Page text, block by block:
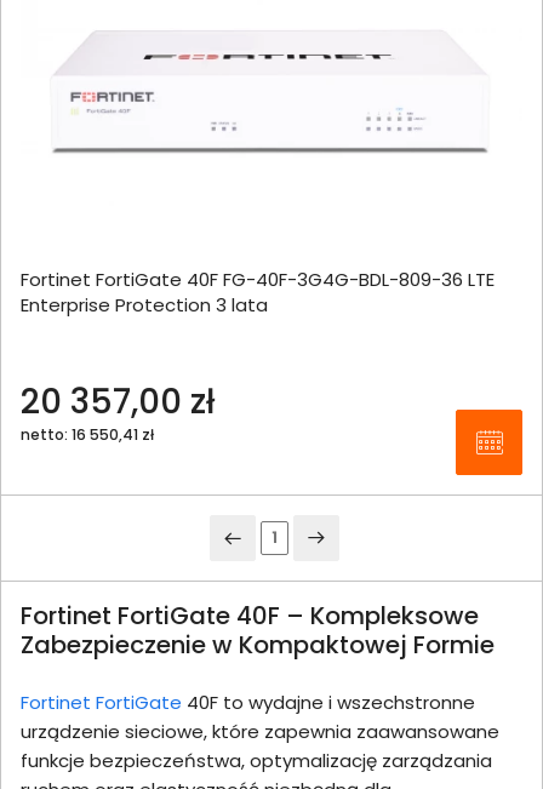
Fortinet FortiGate 40F FG-40F-3G4G-BDL-809-36 LTE
Enterprise Protection 3 lata
20 357,00 zł
netto: 16 550,41 zł
1
Fortinet FortiGate 40F – Kompleksowe
Zabezpieczenie w Kompaktowej Formie
Fortinet FortiGate 40F to wydajne i wszechstronne
urządzenie sieciowe, które zapewnia zaawansowane
funkcje bezpieczeństwa, optymalizację zarządzania